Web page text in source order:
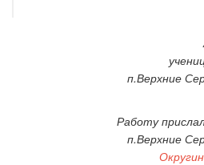
п.Верхние
Работу
п.Верхние